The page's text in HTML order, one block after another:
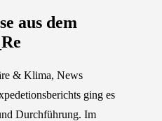
aus dem
& Klima, News
ging es
Durchführung. Im